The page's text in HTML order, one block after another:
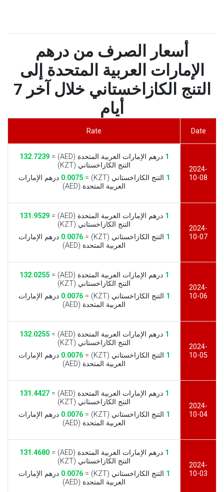
أسعار الصرف من درهم
الإمارات العربية المتحدة إلى
التنج الكازاخستاني خلال آخر 7
أيام
Date
Rate
2024-
10-08
1 درهم الإمارات العربية المتحدة (AED) =
132.7239
التنج الكازاخستاني (KZT)
1 التنج الكازاخستاني (KZT) = 0.0075 درهم الإمارات
العربية المتحدة (AED)
2024-
10-07
1 درهم الإمارات العربية المتحدة (AED) =
131.9529
التنج الكازاخستاني (KZT)
1 التنج الكازاخستاني (KZT) = 0.0076 درهم الإمارات
العربية المتحدة (AED)
2024-
10-06
1 درهم الإمارات العربية المتحدة (AED) =
132.0255
التنج الكازاخستاني (KZT)
1 التنج الكازاخستاني (KZT) = 0.0076 درهم الإمارات
العربية المتحدة (AED)
2024-
10-05
1 درهم الإمارات العربية المتحدة (AED) =
132.0255
التنج الكازاخستاني (KZT)
1 التنج الكازاخستاني (KZT) = 0.0076 درهم الإمارات
العربية المتحدة (AED)
2024-
10-04
1 درهم الإمارات العربية المتحدة (AED) =
131.4427
التنج الكازاخستاني (KZT)
1 التنج الكازاخستاني (KZT) = 0.0076 درهم الإمارات
العربية المتحدة (AED)
2024-
10-03
1 درهم الإمارات العربية المتحدة (AED) =
131.4680
التنج الكازاخستاني (KZT)
1 التنج الكازاخستاني (KZT) = 0.0076 درهم الإمارات
العربية المتحدة (AED)